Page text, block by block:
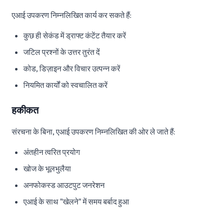
एआई उपकरण निम्नलिखित कार्य कर सकते हैं:
कुछ ही सेकंड में ड्राफ्ट कंटेंट तैयार करें
जटिल प्रश्नों के उत्तर तुरंत दें
कोड, डिज़ाइन और विचार उत्पन्न करें
नियमित कार्यों को स्वचालित करें
हकीकत
संरचना के बिना, एआई उपकरण निम्नलिखित की ओर ले जाते हैं:
अंतहीन त्वरित प्रयोग
खोज के भूलभुलैया
अनफोकस्ड आउटपुट जनरेशन
एआई के साथ "खेलने" में समय बर्बाद हुआ